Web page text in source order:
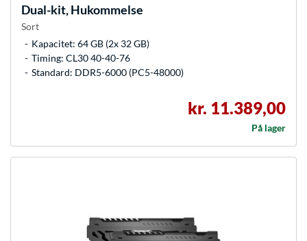
Dual-kit, Hukommelse
Sort
Kapacitet: 64 GB (2x 32 GB)
Timing: CL30 40-40-76
Standard: DDR5-6000 (PC5-48000)
kr. 11.389,00
På lager